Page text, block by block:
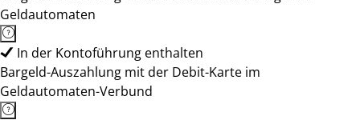
Geldautomaten
In der Kontoführung enthalten
Bargeld-Auszahlung mit der Debit-Karte im
Geldautomaten-Verbund